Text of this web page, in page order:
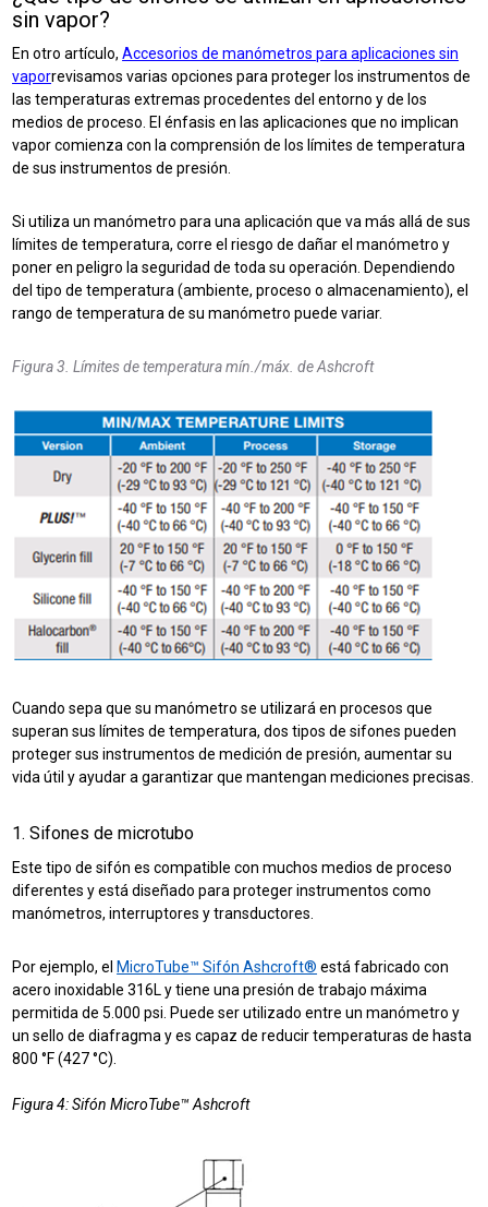
sin vapor?
En otro artículo,Accesorios de manómetros para aplicaciones sin
vaporrevisamos varias opciones para proteger los instrumentos de
las temperaturas extremas procedentes del entorno y de los
medios de proceso. El énfasis en las aplicaciones que no implican
vapor comienza con la comprensión de los límites de temperatura
de sus instrumentos de presión.
Si utiliza un manómetro para una aplicación que va más allá de sus
límites de temperatura, corre el riesgo de dañar el manómetro y
poner en peligro la seguridad de toda su operación. Dependiendo
del tipo de temperatura (ambiente, proceso o almacenamiento), el
rango de temperatura de su manómetro puede variar.
Figura 3. Límites de temperatura mín./máx. de Ashcroft
Cuando sepa que su manómetro se utilizará en procesos que
superan sus límites de temperatura, dos tipos de sifones pueden
proteger sus instrumentos de medición de presión, aumentar su
vida útil y ayudar a garantizar que mantengan mediciones precisas.
1. Sifones de microtubo
Este tipo de sifón es compatible con muchos medios de proceso
diferentes y está diseñado para proteger instrumentos como
manómetros, interruptores y transductores.
Por ejemplo, el MicroTube™ Sifón Ashcroft® está fabricado con
acero inoxidable 316L y tiene una presión de trabajo máxima
permitida de 5.000 psi. Puede ser utilizado entre un manómetro y
un sello de diafragma y es capaz de reducir temperaturas de hasta
800 °F (427 °C).
Figura 4: Sifón MicroTube™ Ashcroft